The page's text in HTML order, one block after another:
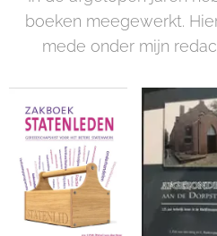
boeken meegewerkt.
mede onder mijn